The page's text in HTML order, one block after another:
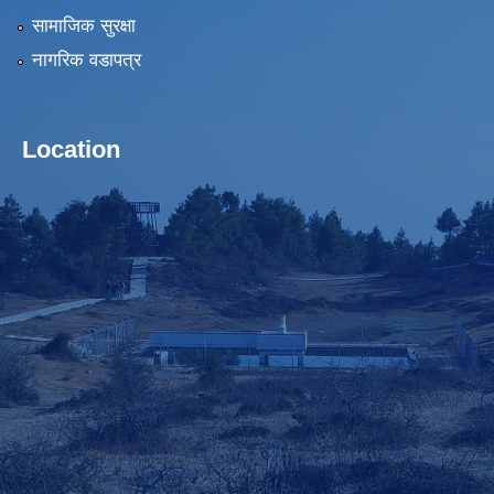
सामाजिक सुरक्षा
नागरिक वडापत्र
Location